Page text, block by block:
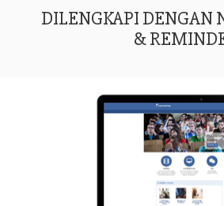
DILENGKAPI DENGAN
&